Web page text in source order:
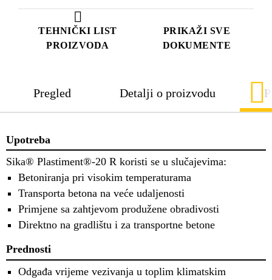
TEHNIČKI LIST
PROIZVODA
PRIKAŽI SVE
DOKUMENTE
Pregled Detalji o proizvodu
Upotreba
Sika® Plastiment®-20 R koristi se u slučajevima:
Betoniranja pri visokim temperaturama
Transporta betona na veće udaljenosti
Primjene sa zahtjevom produžene obradivosti
Direktno na gradlištu i za transportne betone
Prednosti
Odgađa vrijeme vezivanja u toplim klimatskim